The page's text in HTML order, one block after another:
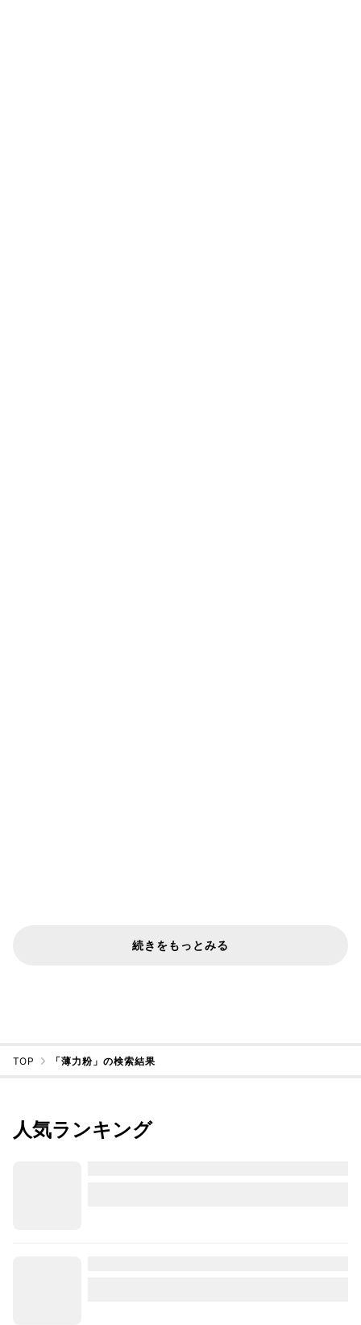
続きをもっとみる
TOP 「薄力粉」の検索結果
人気ランキング